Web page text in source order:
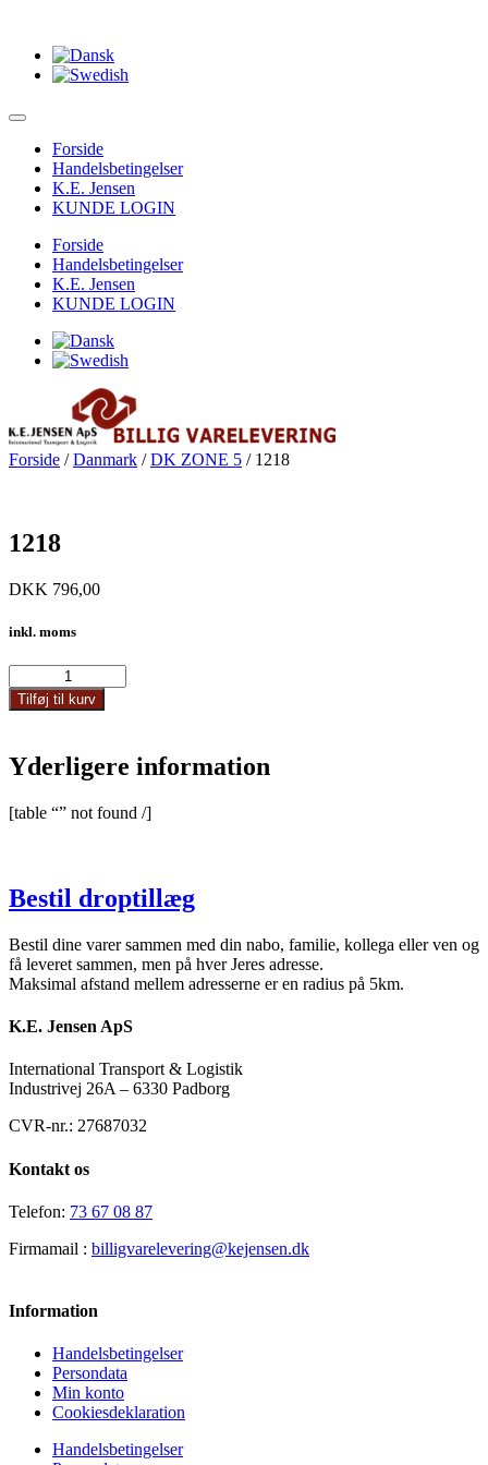
Forside
Handelsbetingelser
K.E. Jensen
KUNDE LOGIN
Forside
Handelsbetingelser
K.E. Jensen
KUNDE LOGIN
Forside /Danmark /DK ZONE 5 / 1218
1218
DKK 796,00
inkl. moms
antal
Tilføj til kurv
Yderligere information
[table “” not found /]
Bestil droptillæg
Bestil dine varer sammen med din nabo, familie, kollega eller ven og
få leveret sammen, men på hver Jeres adresse.
Maksimal afstand mellem adresserne er en radius på 5km.
K.E. Jensen ApS
International Transport & Logistik
Industrivej 26A – 6330 Padborg
CVR-nr.: 27687032
Kontakt os
Telefon: 73 67 08 87
Firmamail : billigvarelevering@kejensen.dk
Information
Handelsbetingelser
Persondata
Min konto
Cookiesdeklaration
Handelsbetingelser